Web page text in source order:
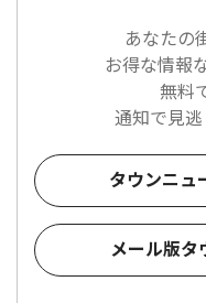
あなたの
お得な情報
無料
通知で見逃
タウンニュ
メール版タ